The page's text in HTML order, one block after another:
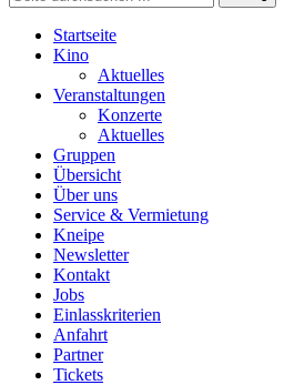
Startseite
Kino
Aktuelles
Veranstaltungen
Konzerte
Aktuelles
Gruppen
Übersicht
Über uns
Service & Vermietung
Kneipe
Newsletter
Kontakt
Jobs
Einlasskriterien
Anfahrt
Partner
Tickets